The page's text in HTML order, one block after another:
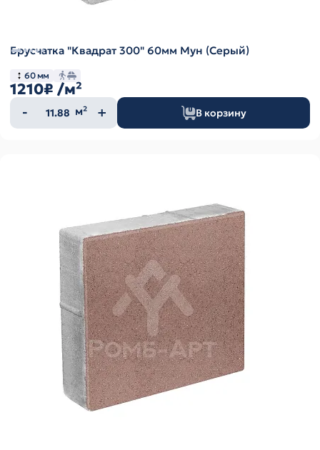
Брусчатка "Квадрат 300" 60мм Мун (Серый)
60 мм
1210₽ /м²
Количество
товара
м² В корзину